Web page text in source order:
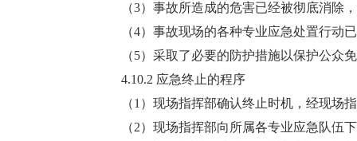
（3）事故所造成的危害已经被彻底消除，
（4）事故现场的各种专业应急处置行动已
（5）采取了必要的防护措施以保护公众免
4.10.2 应急终止的程序
（1）现场指挥部确认终止时机，经现场指
（2）现场指挥部向所属各专业应急队伍下